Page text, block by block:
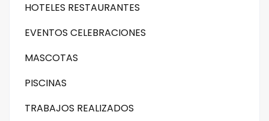
HOTELES RESTAURANTES
EVENTOS CELEBRACIONES
MASCOTAS
PISCINAS
TRABAJOS REALIZADOS